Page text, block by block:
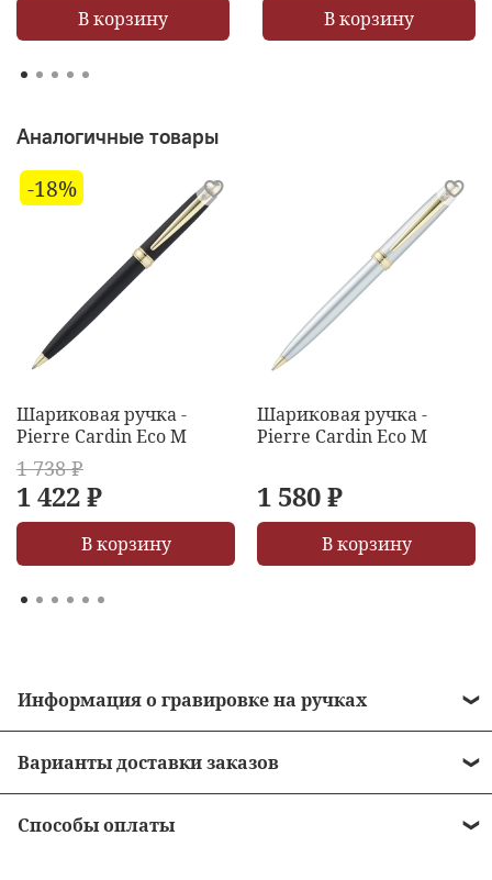
В корзину В корзину
Аналогичные товары
-18%
Шариковая ручка -
Pierre Cardin Eco M
1 738 ₽
1 422 ₽
В корзину
Шариковая ручка -
Pierre Cardin Eco M
1 580 ₽
В корзину
Информация о гравировке на ручках
• Бесплатная гравировка на ручках от 10 000
рублей.
Варианты доставки заказов
Способы оплаты